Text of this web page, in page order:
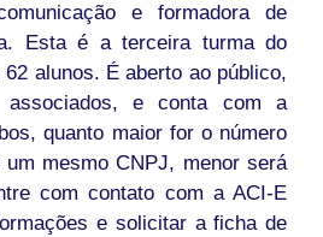
e formadora de
Esta é a terceira turma do
alunos. É aberto ao público,
associados, e conta com a
quanto maior for o número
mesmo CNPJ, menor será
com contato com a ACI-E
e solicitar a ficha de